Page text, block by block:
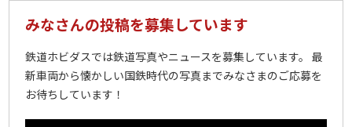
みなさんの投稿を募集しています
鉄道ホビダスでは鉄道写真やニュースを募集しています。 最
新車両から懐かしい国鉄時代の写真までみなさまのご応募を
お待ちしています！